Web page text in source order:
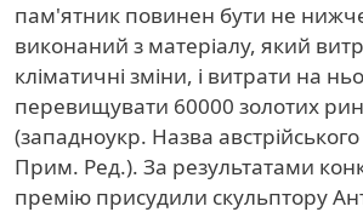
пам'ятник повинен бути не
виконаний з матеріалу, який
кліматичні зміни, і витрати на
перевищувати 60000 золотих
(западноукр. Назва
Прим. Ред.). За результатами
премію присудили скульптору